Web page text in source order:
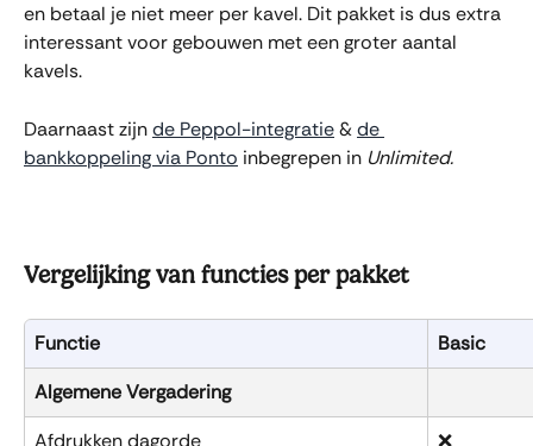
en betaal je niet meer per kavel. Dit pakket is dus extra
interessant voor gebouwen met een groter aantal
kavels.
Daarnaast zijn de Peppol-integratie & de
bankkoppeling via Ponto inbegrepen in Unlimited.
Vergelijking van functies per pakket
Functie
Basic
Algemene Vergadering
Afdrukken dagorde
❌